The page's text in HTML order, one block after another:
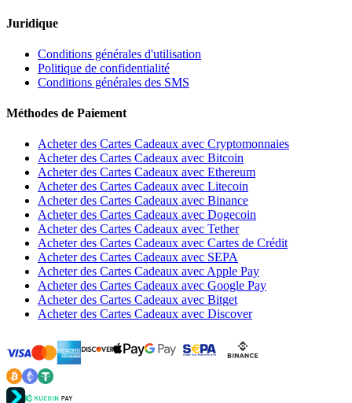
Juridique
Conditions générales d'utilisation
Politique de confidentialité
Conditions générales des SMS
Méthodes de Paiement
Acheter des Cartes Cadeaux avec Cryptomonnaies
Acheter des Cartes Cadeaux avec Bitcoin
Acheter des Cartes Cadeaux avec Ethereum
Acheter des Cartes Cadeaux avec Litecoin
Acheter des Cartes Cadeaux avec Binance
Acheter des Cartes Cadeaux avec Dogecoin
Acheter des Cartes Cadeaux avec Tether
Acheter des Cartes Cadeaux avec Cartes de Crédit
Acheter des Cartes Cadeaux avec SEPA
Acheter des Cartes Cadeaux avec Apple Pay
Acheter des Cartes Cadeaux avec Google Pay
Acheter des Cartes Cadeaux avec Bitget
Acheter des Cartes Cadeaux avec Discover